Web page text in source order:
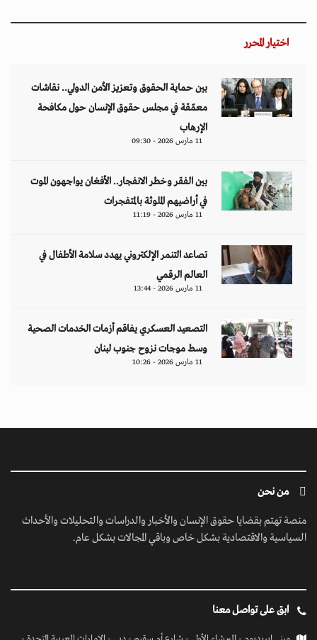
اختيار المحرر
بين حماية الحقوق وتعزيز الأمن الدولي.. نقاشات
معمّقة في مجلس حقوق الإنسان حول مكافحة
الإرهاب
11 مارس 2026 - 09:30
بين الفقر وخطر الانفجار.. الأفغان يواجهون الموت
في أراضيهم الملوثة بالمتفجرات
11 مارس 2026 - 11:19
تصاعد التنمر الإلكتروني يهدد سلامة الأطفال في
العالم الرقمي
11 مارس 2026 - 13:44
التصعيد العسكري يفاقم أزمات الخدمات الصحية
وسط موجات نزوح جنوب لبنان
11 مارس 2026 - 10:26
من نحن
منصة تهتم بقضايا حقوق الإنسان والأخبار والدراسات والتحليلات والأحداث
السياسية والاقتصادية بشكل خاص وباقي المجالات بشكل عام.
ابق على تواصل معنا